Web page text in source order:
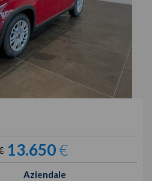
13.650€
Aziendale